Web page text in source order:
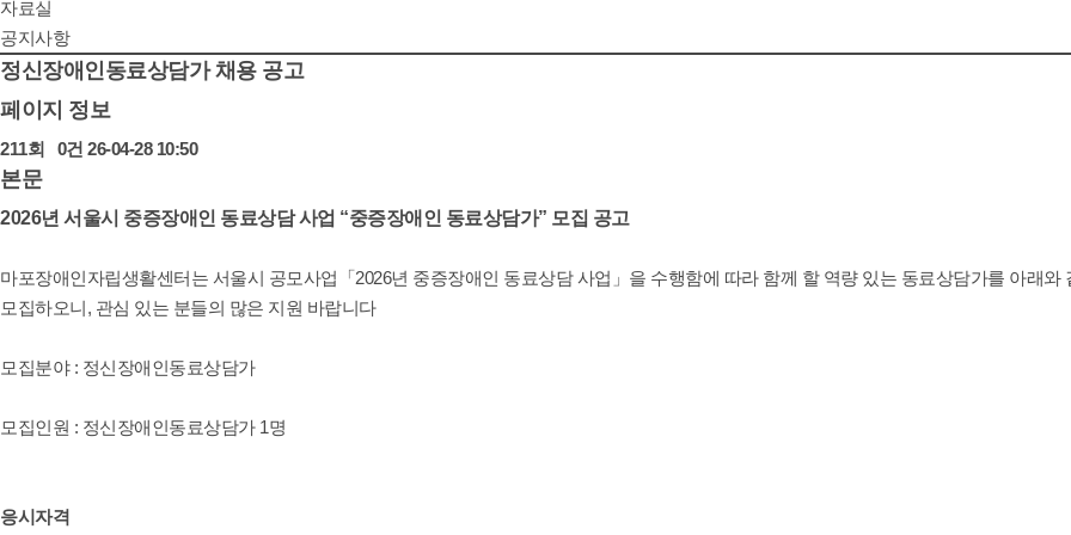
자료실
자료실
공지사항
정신장애인동료상담가 채용 공고
페이지 정보
211회 0건 26-04-28 10:50
본문
2026년 서울시 중증장애인 동료상담 사업 “중증장애인 동료상담가” 모집 공고
마포장애인자립생활센터는 서울시 공모사업「2026년 중증장애인 동료상담 사업」을 수행함에 따라 함께 할 역량 있는 동료상담가를 아래와
모집하오니, 관심 있는 분들의 많은 지원 바랍니다
모집분야 : 정신장애인동료상담가
모집인원 : 정신장애인동료상담가 1명
응시자격